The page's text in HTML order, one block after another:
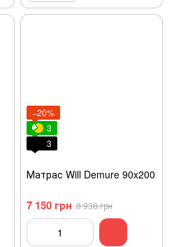
−20%
3
3
Матрас Will Demure 90x200
7 150 грн 8 938 грн